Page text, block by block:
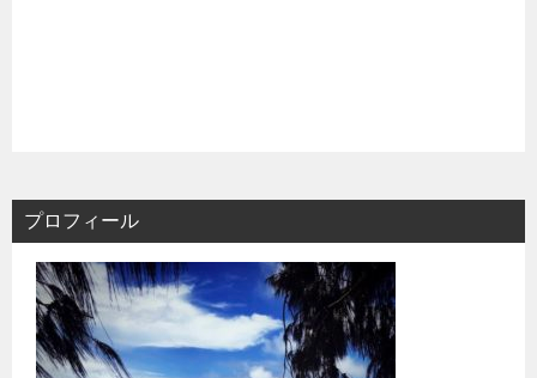
プロフィール